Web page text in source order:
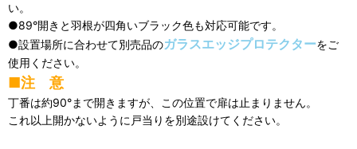
い。
●89°開きと羽根が四角いブラック色も対応可能です。
●設置場所に合わせて別売品のガラスエッジプロテクターをご
使用ください。
■注 意
丁番は約90°まで開きますが、この位置で扉は止まりません。
これ以上開かないように戸当りを別途設けてください。